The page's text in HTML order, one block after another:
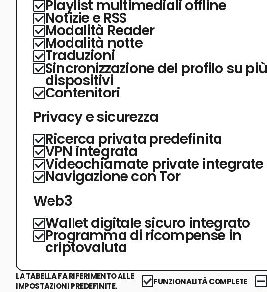
Playlist multimediali offline
Notizie e RSS
Modalità Reader
Modalità notte
Traduzioni
Sincronizzazione del profilo su più
dispositivi
Contenitori
Privacy e sicurezza
Ricerca privata predefinita
VPN integrata
Videochiamate private integrate
Navigazione con Tor
Web3
Wallet digitale sicuro integrato
Programma di ricompense in
criptovaluta
LA TABELLA FA RIFERIMENTO ALLE
IMPOSTAZIONI PREDEFINITE.
FUNZIONALITÀ COMPLETE